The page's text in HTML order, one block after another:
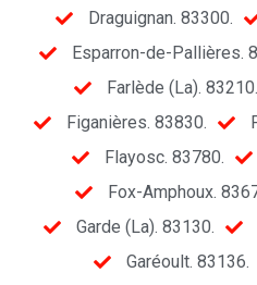
Draguignan. 83300.
Esparron-de-Pallières.
Farlède (La). 83210.
Figanières. 83830.
Flayosc. 83780.
Fox-Amphoux.
Garde (La). 83130.
Garéoult. 83136.